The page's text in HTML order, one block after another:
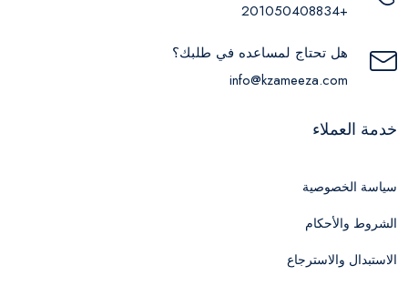
+201050408834
هل تحتاج لمساعده في طلبك؟
info@kzameeza.com
خدمة العملاء
سياسة الخصوصية
الشروط والأحكام
الاستبدال والاسترجاع